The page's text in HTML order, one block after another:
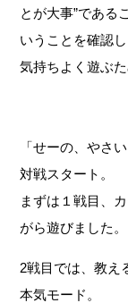
とが大事”である
いうことを確認し
気持ちよく遊ぶ
「せーの、やさ
対戦スタート。
まずは１戦目、
がら遊びました。
2戦目では、教え
本気モード。